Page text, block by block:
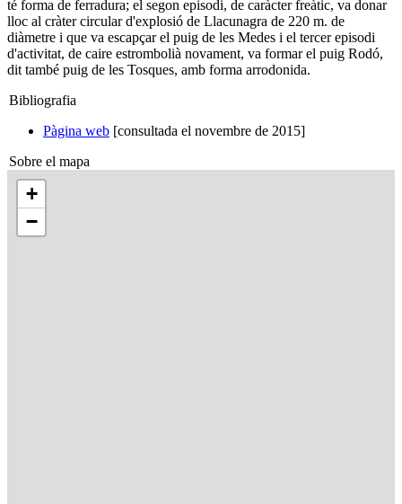
té forma de ferradura; el segon episodi, de caràcter freàtic, va donar
lloc al cràter circular d'explosió de Llacunagra de 220 m. de
diàmetre i que va escapçar el puig de les Medes i el tercer episodi
d'activitat, de caire estrombolià novament, va formar el puig Rodó,
dit també puig de les Tosques, amb forma arrodonida.
Bibliografia
Pàgina web [consultada el novembre de 2015]
Sobre el mapa
+
−